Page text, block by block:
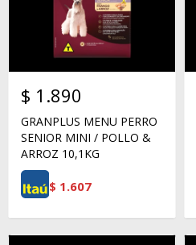
$ 1.890
GRANPLUS MENU PERRO
SENIOR MINI / POLLO &
ARROZ 10,1KG
$ 1.607